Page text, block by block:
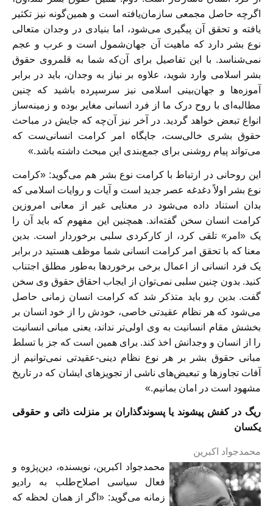
اگرچه حاصل مجمعی سازمان‌یافته است و همین‌گونه نیز تکثیر
یافته و تحقق آن پیگیری می‌شود، اما بنیادی در وجدان متعالی
نوع بشر دارد که ماهیت آن جهان‌شمول است و عرب و‌ عجم
نمی‌شناسد. با این تفاصیل برای آن‌که شما به قلمروی حقوق
بشر اسلامی وارد شوید، علاوه ‌بر نیاز به وجدان، باید در برابر
آموزه‌ها و جهان‌بینی اسلامی نیز سرسپرده باشید که چنین
مطالبه‌ای با روح درک ما از فرد انسانی مغایر بوده و زمینه‌ساز
انواع تبعض‌ خواهد گردید. در آخر نیز آن‌چه که جایش در مباحث
حقوق بشری خالی‌ست، جایگاه امر کرامت انسانی‌ست که
می‌تواند پیام روشنی برای جمع‌بندی این مبحث داشته باشد.»
این روحانی در ارتباط با کرامت نوع بشر هم می‌گوید: «کرامت
نوع بشر اولاً دغدغه‌ عصر جدید است و آیات و روایات اسلامی که
بدان استناد داده می‌شود در معنایی غیر از معانی امروزین
کرامت انسان سخن گفته‌اند. همچنین این مفهوم که باید آن را
یک «امر» تلقی کرد، از کارکردی سلبی برخوردار است. بدین
معنا که با تحقق امر کرامت انسانی شما موظف هستید در برابر
یک فرد انسانی از اعمال برخی برخورد‌ها به‌طور مطلق اجتناب
کنید. بدون چنین سلبی نمی‌توان از ایجاب احقاق حقوق وی سخن
گفت. بدین رو باید متذکر شد که کرامت انسان زمانی حاصل
می‌شود که هر نظام عقیدتی خاصی، خودش را از خود انسان بر
بخشش مقام انسانیت به وی اولی‌تر نداند، یعنی مبانی انسانیت
را از انسان و وجدانش اخذ کند. برای همین است که جز با تسلط
مبانی حقوق بشر بر هر نوع نظام دینی-عقیدتی نمی‌توانیم از
آفات تجاوز‌ها و تبعیض‌های ناشی از تجویزهای ایشان که در تاریخ
مشهود است در امان بمانیم.»
ریگ در کفش پیشوند یا پسوند‌گذاران بر منزلت ذاتی و حقوقی
یکسان
محمدجواد اکبرین
محمدجواد اکبرین، نویسنده، دین‌پژوه و
فعال سیاسی اصلاح‌طلب به رادیو
زمانه می‌گوید: «اگر از‌‌ همان لحظه که